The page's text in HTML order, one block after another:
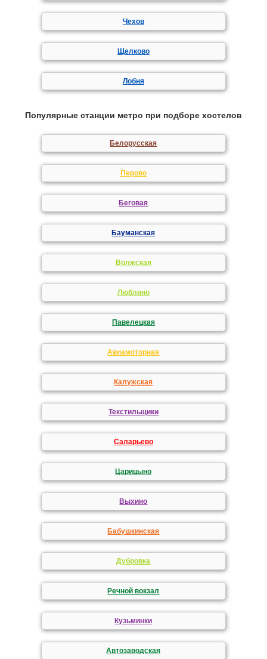
Чехов
Щелково
Лобня
Популярные станции метро при подборе хостелов
Белорусская
Перово
Беговая
Бауманская
Волжская
Люблино
Павелецкая
Авиамоторная
Калужская
Текстильщики
Саларьево
Царицыно
Выхино
Бабушкинская
Дубровка
Речной вокзал
Кузьминки
Автозаводская